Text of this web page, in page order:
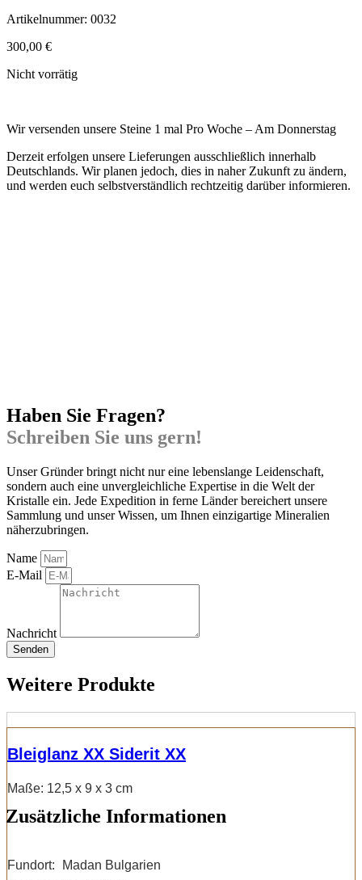
Artikelnummer: 0032
300,00 €
Nicht vorrätig
Wir versenden unsere Steine 1 mal Pro Woche – Am Donnerstag
Derzeit erfolgen unsere Lieferungen ausschließlich innerhalb
Deutschlands. Wir planen jedoch, dies in naher Zukunft zu ändern,
und werden euch selbstverständlich rechtzeitig darüber informieren.
Haben Sie Fragen?
Schreiben Sie uns gern!
Unser Gründer bringt nicht nur eine lebenslange Leidenschaft,
sondern auch eine unvergleichliche Expertise in die Welt der
Kristalle ein. Jede Expedition in ferne Länder bereichert unsere
Sammlung und unser Wissen, um Ihnen einzigartige Mineralien
näherzubringen.
Name
E-Mail
Nachricht
Senden
Weitere Produkte
Bleiglanz XX Siderit XX
Maße: 12,5 x 9 x 3 cm
Zusätzliche Informationen
Fundort:
Madan Bulgarien